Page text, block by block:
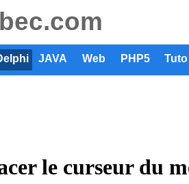
JAVA Web PHP5 Tuto
le curseur du